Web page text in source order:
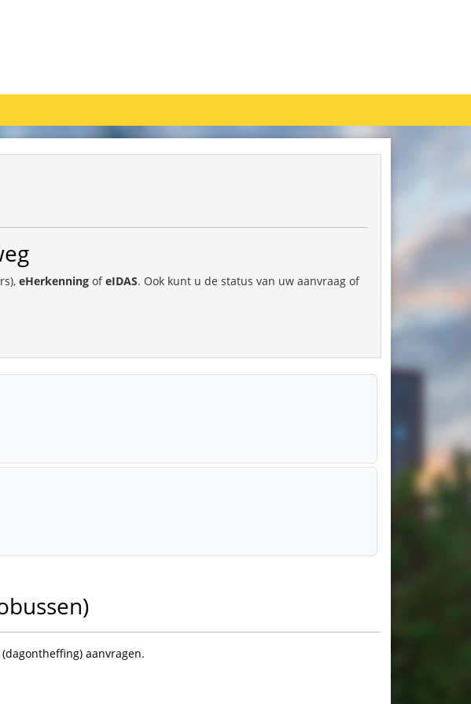
eHerkenning ofeIDAS. Ook kunt u de status van uw aanvraag of
aanvragen.